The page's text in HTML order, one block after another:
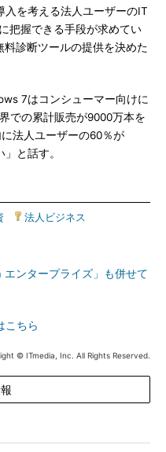
を考える法人ユーザーのIT
把握できる手段が求めてい
診断ツールの提供を決めた
7はコンシューマー向けに
での累計販売が9000万本を
法人ユーザーの60％が
と話す。
法人ビジネス
ンタープライズ」も併せて
こちら
© ITmedia, Inc. All Rights Reserved.